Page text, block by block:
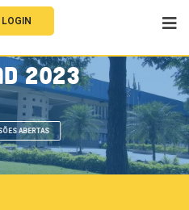
LOGIN
D 2023
b 20 23 F EA-USP
ABERTAS
PATROCINE